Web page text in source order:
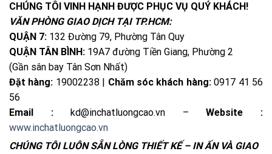
CHÚNG TÔI VINH HẠNH ĐƯỢC PHỤC VỤ QUÝ KHÁCH!
VĂN PHÒNG GIAO DỊCH TẠI TP.HCM:
QUẬN 7: 132 Đường 79, Phường Tân Quy
QUẬN TÂN BÌNH: 19A7 đường Tiền Giang, Phường 2
(Gần sân bay Tân Sơn Nhất)
Đặt hàng: 19002238 | Chăm sóc khách hàng:0917 41 56
56
Email :kd@inchatluongcao.vn –Website :
www.inchatluongcao.vn
CHÚNG TÔI LUÔN SẴN LÒNG THIẾT KẾ – IN ẤN VÀ GIAO